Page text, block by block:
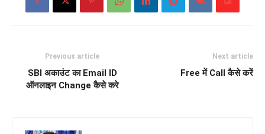
Previous article
SBI अकाउंट का Email ID
ऑनलाइन Change कैसे करे
Next article
Free में Call कैसे करें